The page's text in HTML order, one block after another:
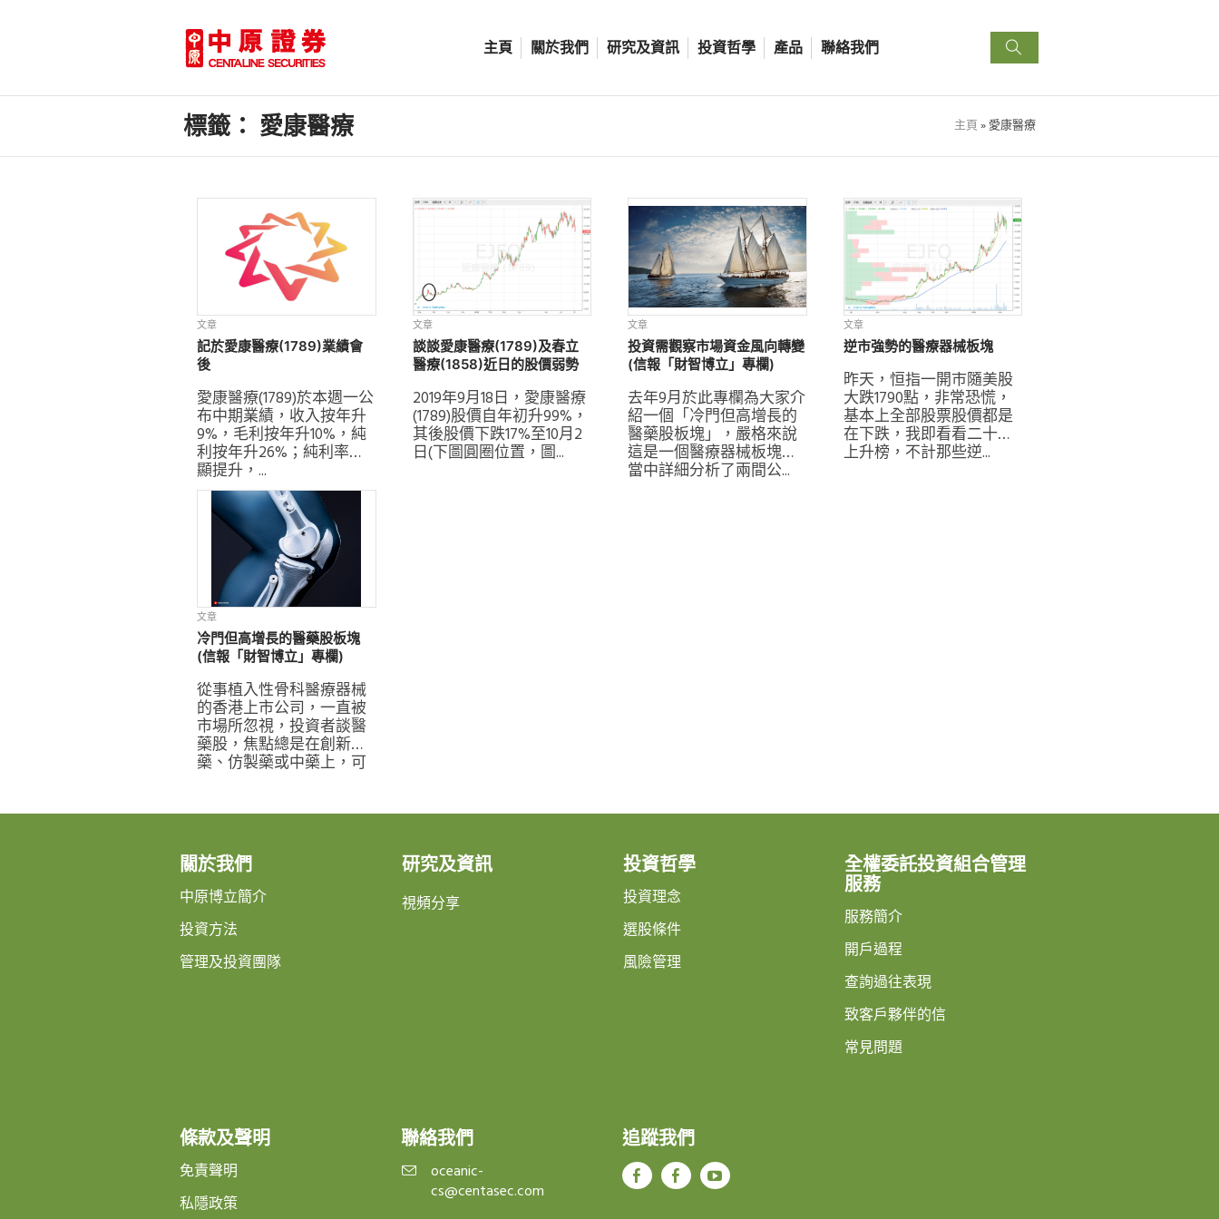
主頁 關於我們 研究及資訊 投資哲學 產品 聯絡我們
標籤： 愛康醫療 主頁»愛康醫療
文章
記於愛康醫療(1789)業績會
後
愛康醫療(1789)於本週一公
布中期業績，收入按年升
9%，毛利按年升10%，純
利按年升26%；純利率明
顯提升，...
文章
談談愛康醫療(1789)及春立
醫療(1858)近日的股價弱勢
2019年9月18日，愛康醫療
(1789)股價自年初升99%，
其後股價下跌17%至10月2
日(下圖圓圈位置，圖...
文章
投資需觀察市場資金風向轉變
(信報「財智博立」專欄)
去年9月於此專欄為大家介
紹一個「冷門但高增長的
醫藥股板塊」，嚴格來說
這是一個醫療器械板塊，
當中詳細分析了兩間公...
文章
逆市強勢的醫療器械板塊
昨天，恒指一開市隨美股
大跌1790點，非常恐慌，
基本上全部股票股價都是
在下跌，我即看看二十大
上升榜，不計那些逆...
文章
冷門但高增長的醫藥股板塊
(信報「財智博立」專欄)
從事植入性骨科醫療器械
的香港上市公司，一直被
市場所忽視，投資者談醫
藥股，焦點總是在創新
藥、仿製藥或中藥上，可
關於我們
中原博立簡介
投資方法
管理及投資團隊
研究及資訊
視頻分享
投資哲學
投資理念
選股條件
風險管理
全權委託投資組合管理
服務
服務簡介
開戶過程
查詢過往表現
致客戶夥伴的信
常見問題
條款及聲明
免責聲明
私隱政策
聯絡我們
oceanic-
cs@centasec.com
追蹤我們